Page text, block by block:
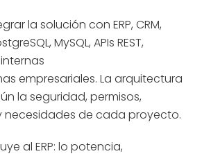
la solución con ERP, CRM,
MySQL, APIs REST,
empresariales. La arquitectura
la seguridad, permisos,
necesidades de cada proyecto.
al ERP: lo potencia,